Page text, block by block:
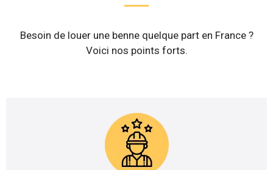
Besoin de louer une benne quelque part en France ?
Voici nos points forts.